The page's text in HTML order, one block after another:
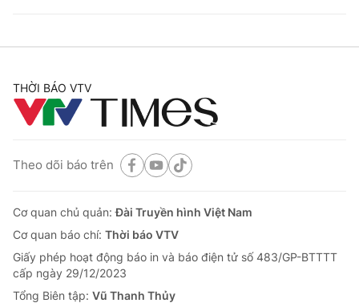
THỜI BÁO VTV
Theo dõi báo trên
Cơ quan chủ quản:Đài Truyền hình Việt Nam
Cơ quan báo chí: Thời báo VTV
Giấy phép hoạt động báo in và báo điện tử số 483/GP-BTTTT
cấp ngày 29/12/2023
Tổng Biên tập: Vũ Thanh Thủy